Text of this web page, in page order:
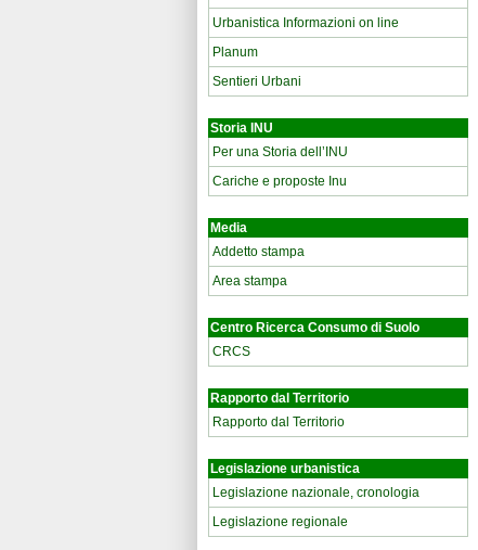
Urbanistica Informazioni on line
Planum
Sentieri Urbani
Storia INU
Per una Storia dell’INU
Cariche e proposte Inu
Media
Addetto stampa
Area stampa
Centro Ricerca Consumo di Suolo
CRCS
Rapporto dal Territorio
Rapporto dal Territorio
Legislazione urbanistica
Legislazione nazionale, cronologia
Legislazione regionale